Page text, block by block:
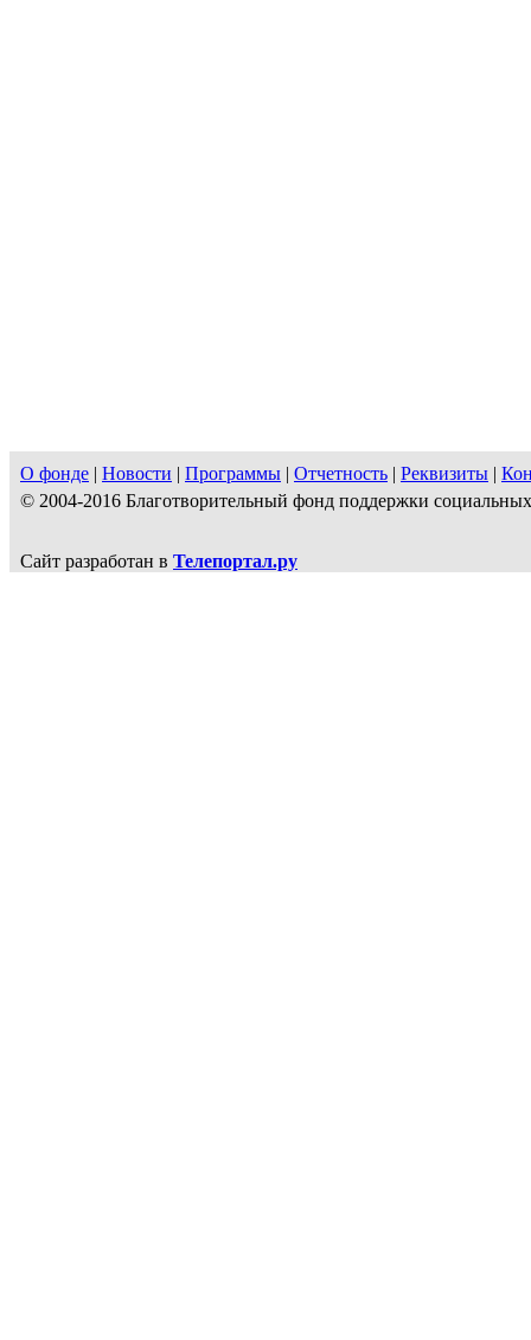
О фонде | Новости | Программы | Отчетность | Реквизиты |
© 2004-2016 Благотворительный фонд поддержки
Сайт разработан в Телепортал.ру